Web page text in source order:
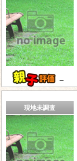
－
現地未調査